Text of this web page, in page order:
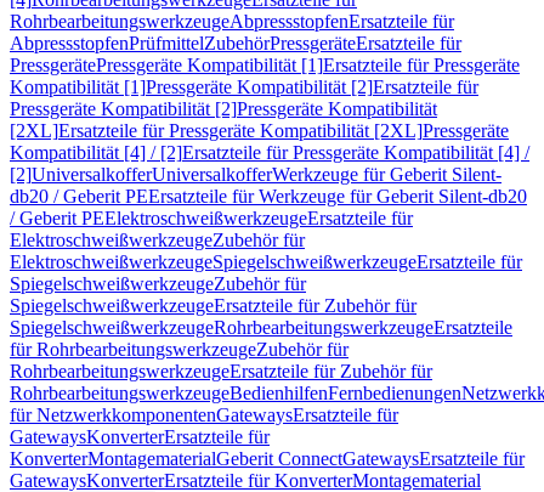
RohrbearbeitungswerkzeugeAbpressstopfenErsatzteile für
AbpressstopfenPrüfmittelZubehörPressgeräteErsatzteile für
PressgerätePressgeräte Kompatibilität [1]Ersatzteile für Pressgeräte
Kompatibilität [1]Pressgeräte Kompatibilität [2]Ersatzteile für
Pressgeräte Kompatibilität [2]Pressgeräte Kompatibilität
[2XL]Ersatzteile für Pressgeräte Kompatibilität [2XL]Pressgeräte
Kompatibilität [4] / [2]Ersatzteile für Pressgeräte Kompatibilität [4] /
[2]UniversalkofferUniversalkofferWerkzeuge für Geberit Silent-
db20 / Geberit PEErsatzteile für Werkzeuge für Geberit Silent-db20
/ Geberit PEElektroschweißwerkzeugeErsatzteile für
ElektroschweißwerkzeugeZubehör für
ElektroschweißwerkzeugeSpiegelschweißwerkzeugeErsatzteile für
SpiegelschweißwerkzeugeZubehör für
SpiegelschweißwerkzeugeErsatzteile für Zubehör für
SpiegelschweißwerkzeugeRohrbearbeitungswerkzeugeErsatzteile
für RohrbearbeitungswerkzeugeZubehör für
RohrbearbeitungswerkzeugeErsatzteile für Zubehör für
RohrbearbeitungswerkzeugeBedienhilfenFernbedienungen
für NetzwerkkomponentenGatewaysErsatzteile für
GatewaysKonverterErsatzteile für
KonverterMontagematerialGeberit ConnectGatewaysErsatzteile für
GatewaysKonverterErsatzteile für KonverterMontagematerial